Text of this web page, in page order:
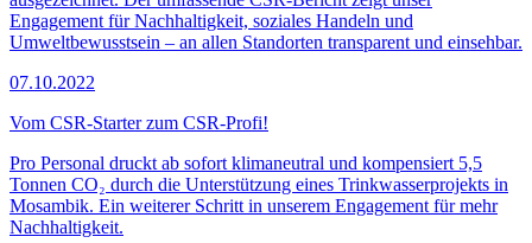
Engagement für Nachhaltigkeit, soziales Handeln und
Umweltbewusstsein – an allen Standorten transparent und einsehbar.
07.10.2022
Vom CSR-Starter zum CSR-Profi!
Pro Personal druckt ab sofort klimaneutral und kompensiert 5,5
Tonnen CO₂ durch die Unterstützung eines Trinkwasserprojekts in
Mosambik. Ein weiterer Schritt in unserem Engagement für mehr
Nachhaltigkeit.